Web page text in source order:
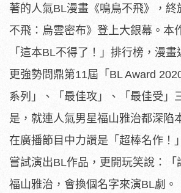
著的人氣BL漫畫《鳴鳥不飛》，終
不飛：烏雲密布》登上大銀幕。本
「這本BL不得了！」排行榜，漫畫
更強勢問鼎第11屆「BL Award
系列」、「最佳攻」、「最佳受」
是，就連人氣男星福山雅治都深陷
在廣播節目中力讚是「超棒名作！
嘗試演出BL作品，更開玩笑說：「
福山雅治，會換個名字來演BL劇。